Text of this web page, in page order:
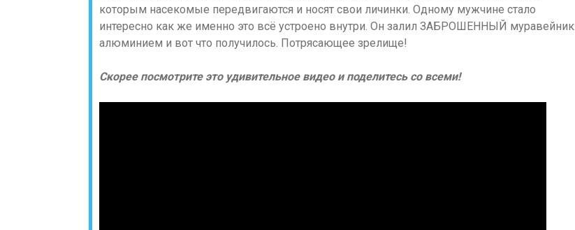
которым насекомые передвигаются и носят свои личинки. Одному мужчине стало
интересно как же именно это всё устроено внутри. Он залил ЗАБРОШЕННЫЙ муравейник
алюминием и вот что получилось. Потрясающее зрелище!
Скорее посмотрите это удивительное видео и поделитесь со всеми!